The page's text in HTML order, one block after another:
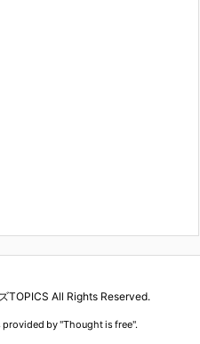
TOPICS All Rights Reserved.
provided by "Thought is free".